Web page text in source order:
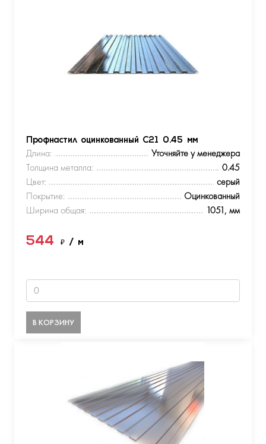
Профнастил оцинкованный С21 0.45 мм
Длина:
Уточняйте у менеджера
Толщина металла:
0.45
Цвет:
серый
Покрытие:
Оцинкованный
Ширина общая:
1051, мм
544 ₽ / м
В КОРЗИНУ